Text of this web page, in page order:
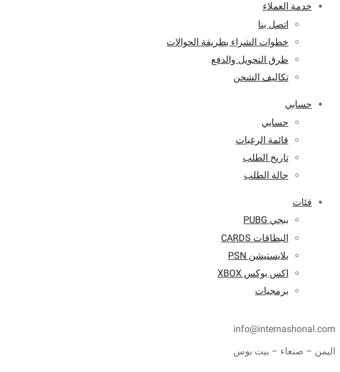
خدمة العملاء
اتصل بنا
خطوات الشراء بطريقة الحوالات
طرق التحويل والدفع
تكاليف الشحن
حسابي
حسابي
قائمة الرغبات
تاريخ الطلب
حالة الطلب
فئات
ببجي PUBG
البطاقات CARDS
بلايستيشن PSN
اكس بوكس XBOX
برمجيات
info@internashonal.com
اليمن – صنعاء – بيت بوس